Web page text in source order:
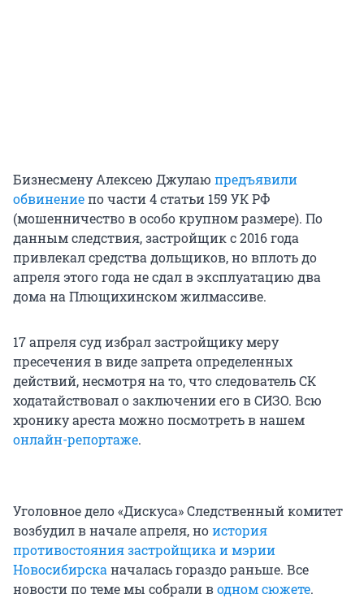
Бизнесмену Алексею Джулаю предъявили
обвинениепо части 4 статьи 159 УК РФ
(мошенничество в особо крупном размере). По
данным следствия, застройщик с 2016 года
привлекал средства дольщиков, но вплоть до
апреля этого года не сдал в эксплуатацию два
дома на Плющихинском жилмассиве.
17 апреля суд избрал застройщику меру
пресечения в виде запрета определенных
действий, несмотря на то, что следователь СК
ходатайствовал о заключении его в СИЗО. Всю
хронику ареста можно посмотреть в нашем
онлайн-репортаже.
Уголовное дело «Дискуса» Следственный комитет
возбудил в начале апреля, ноистория
противостояния застройщика и мэрии
Новосибирсканачалась гораздо раньше. Все
новости по теме мы собрали водном сюжете.